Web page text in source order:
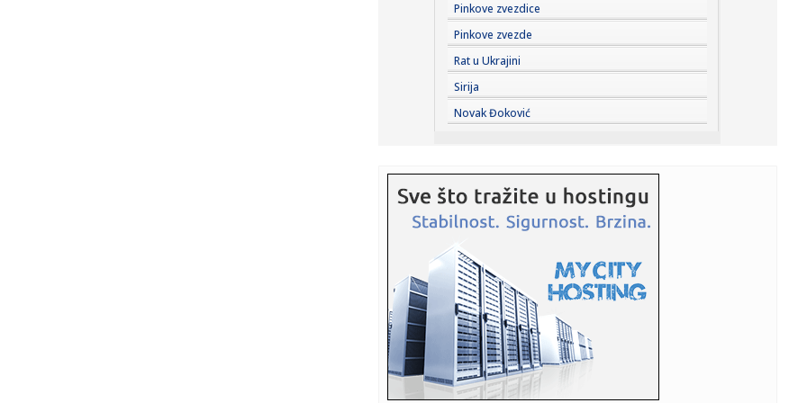
10:49:Migrantska tragedija: Čak 96 ljudi stradalo pokušavajući
da do...
10:47:Infantino negira da je UEFA podmićivala njegovu navodnu
'ljubav...
10:46:ANEM ALARM: Nove pretnje Veranu Matiću vešanjem,
javnom egzekuc...
10:41: Вучић данас са Зеленским у Палати ...
10:42:
10:37:POČINJE NOVA SEZONA PORTUGALSKE LIGE – SPORTING
BRANI TRON, BE...
10:37:Hiljadu pršuta zaplenjeno u Hrvatskoj, inspektori istražuju
por...
10:37:Vučić sa Zelenskim u Palati Srbija: Počinje svečana
Pinkove zvezdice
Pinkove zvezde
Rat u Ukrajini
Sirija
Novak Đoković